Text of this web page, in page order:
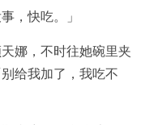
，快吃。」
娜，不时往她碗里夹
给我加了，我吃不